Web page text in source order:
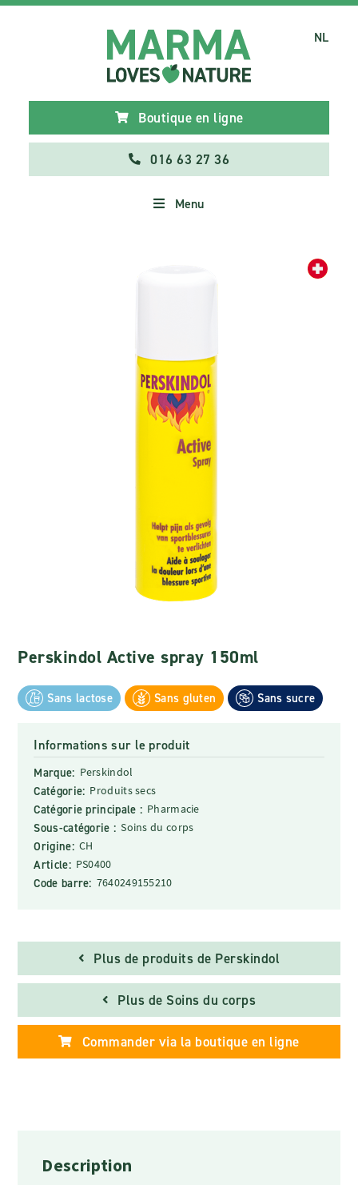
Boutique en ligne
016 63 27 36
Menu
NL
Perskindol Active spray 150ml
Sans lactose Sans gluten Sans sucre
Informations sur le produit
Marque: Perskindol
Catégorie: Produits secs
Catégorie principale : Pharmacie
Sous-catégorie : Soins du corps
Origine: CH
Article: PS0400
Code barre: 7640249155210
Plus de produits de Perskindol
Plus de Soins du corps
Commander via la boutique en ligne
Description